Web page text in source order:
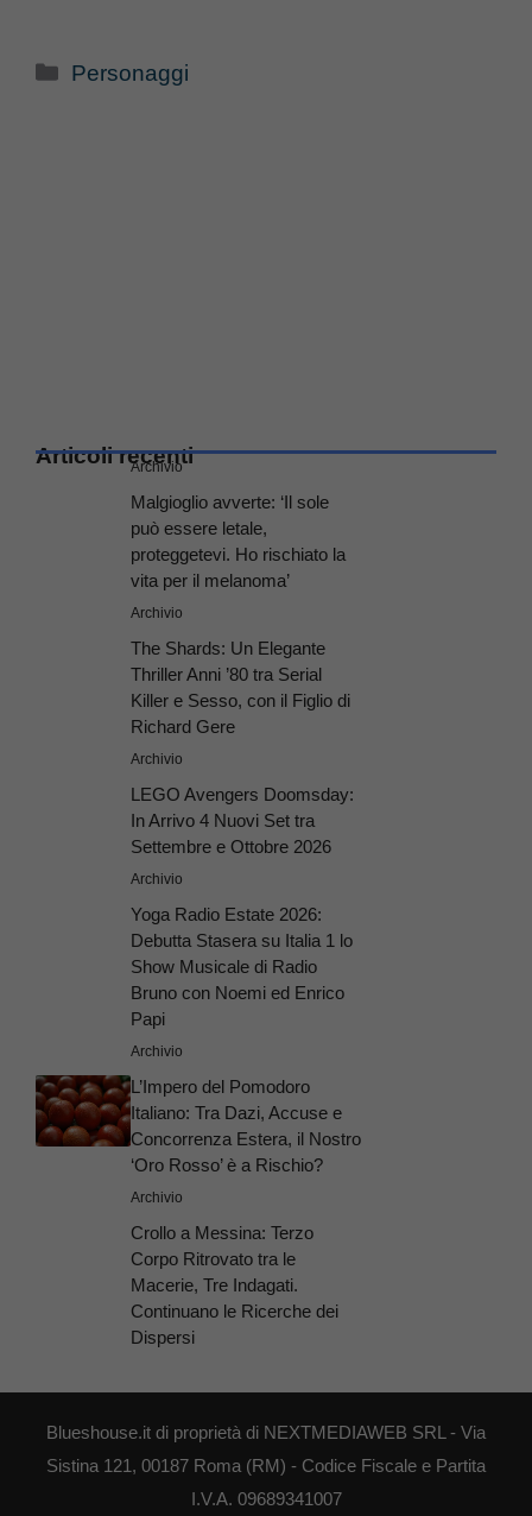
Categorie
Personaggi
Articoli recenti
Archivio
Malgioglio avverte: ‘Il sole
può essere letale,
proteggetevi. Ho rischiato la
vita per il melanoma’
Archivio
The Shards: Un Elegante
Thriller Anni ’80 tra Serial
Killer e Sesso, con il Figlio di
Richard Gere
Archivio
LEGO Avengers Doomsday:
In Arrivo 4 Nuovi Set tra
Settembre e Ottobre 2026
Archivio
Yoga Radio Estate 2026:
Debutta Stasera su Italia 1 lo
Show Musicale di Radio
Bruno con Noemi ed Enrico
Papi
Archivio
L’Impero del Pomodoro
Italiano: Tra Dazi, Accuse e
Concorrenza Estera, il Nostro
‘Oro Rosso’ è a Rischio?
Archivio
Crollo a Messina: Terzo
Corpo Ritrovato tra le
Macerie, Tre Indagati.
Continuano le Ricerche dei
Dispersi
Blueshouse.it di proprietà di NEXTMEDIAWEB SRL - Via
Sistina 121, 00187 Roma (RM) - Codice Fiscale e Partita
I.V.A. 09689341007